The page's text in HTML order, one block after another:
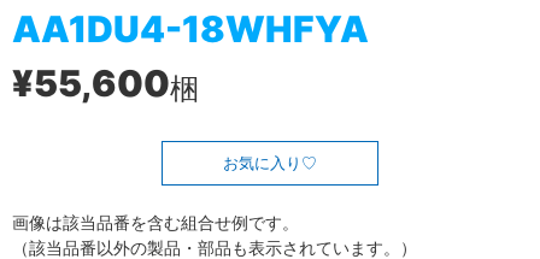
AA1DU4-18WHFYA
¥55,600梱
お気に入り
画像は該当品番を含む組合せ例です。
（該当品番以外の製品・部品も表示されています。）